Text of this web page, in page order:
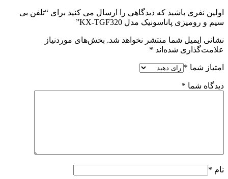
اولین نفری باشید که دیدگاهی را ارسال می کنید برای “تلفن بی
سیم و رومیزی پاناسونیک مدل KX-TGF320”
نشانی ایمیل شما منتشر نخواهد شد. بخش‌های موردنیاز
علامت‌گذاری شده‌اند *
امتیاز شما *
دیدگاه شما *
نام *